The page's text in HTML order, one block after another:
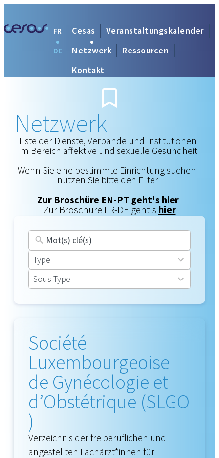
Cesas
Veranstaltungskalender
Netzwerk
Ressourcen
Kontakt
FR
DE
Netzwerk
Liste der Dienste, Verbände und Institutionen
im Bereich affektive und sexuelle Gesundheit
Wenn Sie eine bestimmte Einrichtung suchen,
nutzen Sie bitte den Filter
Zur Broschüre EN-PT geht's hier
Zur Broschüre FR-DE geht's hier
Type
16
results
available
Sous Type
30
results
available
Société
Luxembourgeoise
de Gynécologie et
d’Obstétrique (SLGO
)
Verzeichnis der freiberuflichen und
angestellten Fachärzt*innen für